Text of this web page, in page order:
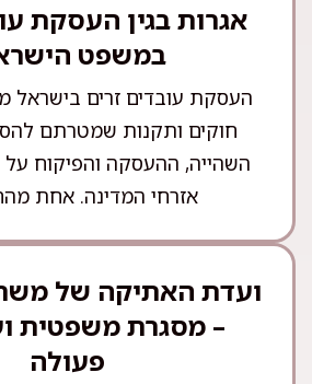
אגרות בגין העסקת
במשפט
העסקת עובדים זרים בישראל
חוקים ותקנות שמטרתם
השהייה, ההעסקה והפיקוח על
אזרחי המדינה. אחת
ועדת האתיקה של
– מסגרת משפטית
פעולה